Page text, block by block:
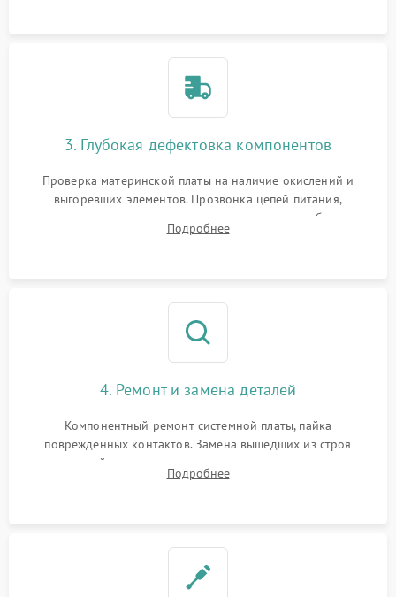
3. Глубокая дефектовка компонентов
Проверка материнской платы на наличие окислений и
выгоревших элементов. Прозвонка цепей питания,
тестирование приводных моторов колес и турбины
всасывания. Оценка состояния оптических и инфракрасных
Подробнее
4. Ремонт и замена деталей
Компонентный ремонт системной платы, пайка
поврежденных контактов. Замена вышедших из строя
двигателей, изношенного аккумулятора, неисправного
лидара или помпы подачи воды. Восстановление шлейфов и
Подробнее